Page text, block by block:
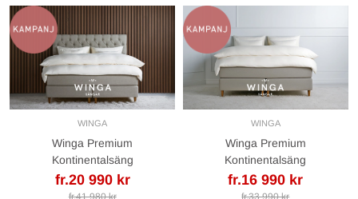
WINGA
Winga Premium
Kontinentalsäng
fr.20 990 kr
WINGA
Winga Premium
Kontinentalsäng
fr.16 990 kr